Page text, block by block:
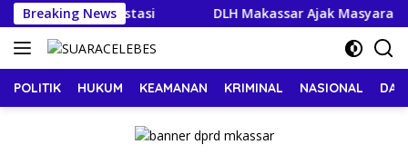
Langsung
ke
konten
Breaking News
Upah dan Investasi DLH Makassar Ajak
POLITIK HUKUM KEAMANAN KRIMINAL NASIONAL